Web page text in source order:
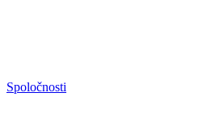
Spoločnosti